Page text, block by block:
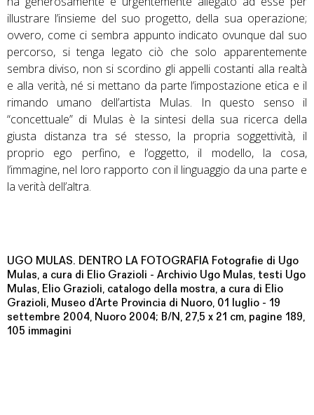
UGO MULAS. DENTRO LA FOTOGRAFIA Fotografie di Ugo
Mulas, a cura di Elio Grazioli - Archivio Ugo Mulas, testi Ugo
Mulas, Elio Grazioli, catalogo della mostra, a cura di Elio
Grazioli, Museo d’Arte Provincia di Nuoro, 01 luglio - 19
settembre 2004, Nuoro 2004; B/N, 27,5 x 21 cm, pagine 189,
105 immagini